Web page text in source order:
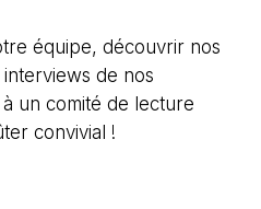
équipe, découvrir nos
de nos
un comité de lecture
convivial !